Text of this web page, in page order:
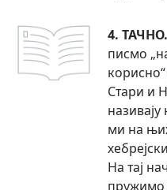
4. ТАЧНО.
писмо
корисно“
Стари и
ми на
На тај
пружимо